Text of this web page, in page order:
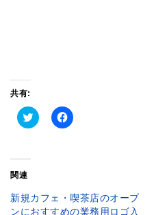
共有:
ク
リ
有
(新
Facebook
で
リ
ッ
関連
新規カフェ・喫茶店のオープ
ンにおすすめの業務用ロゴ入